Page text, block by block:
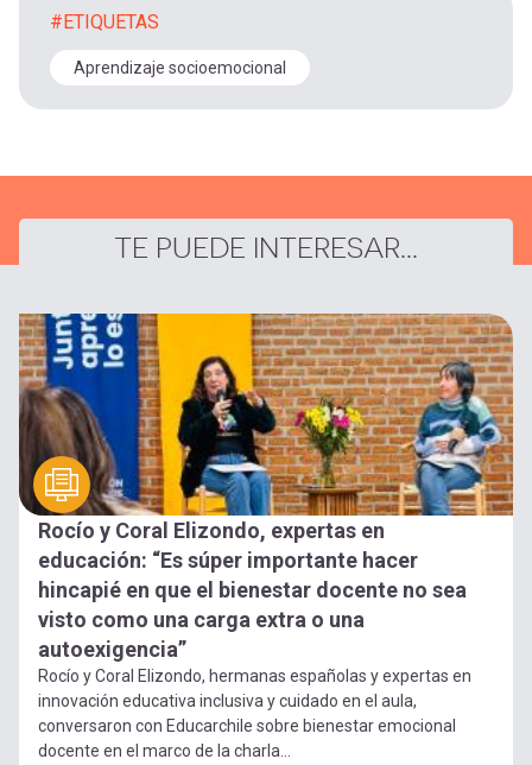
#ETIQUETAS
Aprendizaje socioemocional
TE PUEDE INTERESAR...
Rocío y Coral Elizondo, expertas en
educación: “Es súper importante hacer
hincapié en que el bienestar docente no sea
visto como una carga extra o una
autoexigencia”
Rocío y Coral Elizondo, hermanas españolas y expertas en
innovación educativa inclusiva y cuidado en el aula,
conversaron con Educarchile sobre bienestar emocional
docente en el marco de la charla...